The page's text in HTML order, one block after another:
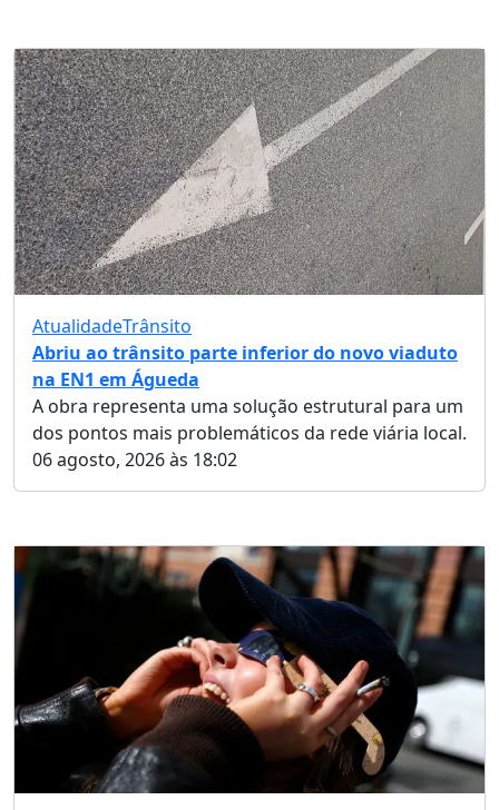
AtualidadeTrânsito
Abriu ao trânsito parte inferior do novo viaduto
na EN1 em Águeda
A obra representa uma solução estrutural para um
dos pontos mais problemáticos da rede viária local.
06 agosto, 2026 às 18:02